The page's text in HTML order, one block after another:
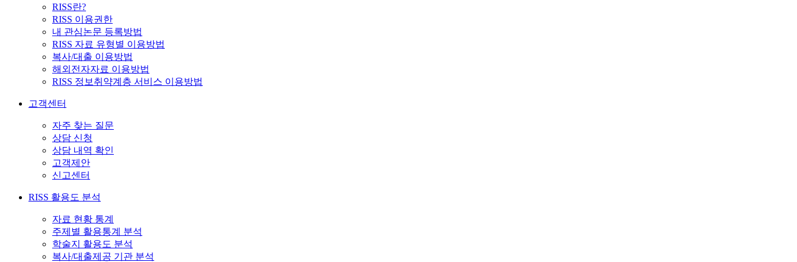
RISS란?
RISS 이용권한
내 관심논문 등록방법
RISS 자료 유형별 이용방법
복사/대출 이용방법
해외전자자료 이용방법
RISS 정보취약계층 서비스 이용방법
고객센터
자주 찾는 질문
상담 신청
상담 내역 확인
고객제안
신고센터
RISS 활용도 분석
자료 현황 통계
주제별 활용통계 분석
학술지 활용도 분석
복사/대출제공 기관 분석